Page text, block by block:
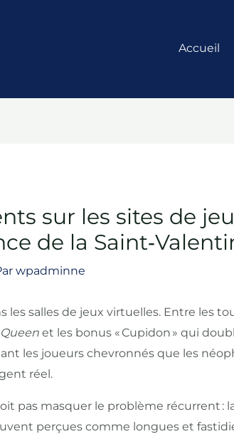
Accueil
sur les sites de
de la
wpadminne
les salles de jeux virtuelles. Entre les
et les bonus « Cupidon » qui
les joueurs chevronnés que les
réel.
pas masquer le problème récurrent :
perçues comme longues et